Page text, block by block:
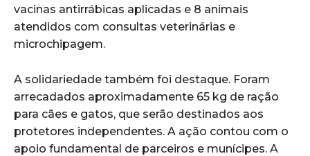
vacinas antirrábicas aplicadas e 8 animais
atendidos com consultas veterinárias e
microchipagem.
A solidariedade também foi destaque. Foram
arrecadados aproximadamente 65 kg de ração
para cães e gatos, que serão destinados aos
protetores independentes. A ação contou com o
apoio fundamental de parceiros e munícipes. A